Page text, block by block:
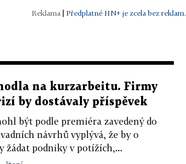
| Předplatné HN+ je zcela bez reklam.
na kurzarbeitu. Firmy
by dostávaly příspěvek
být podle premiéra zavedený do
návrhů vyplývá, že by o
žádat podniky v potížích,...